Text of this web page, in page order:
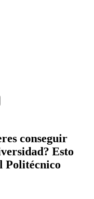
conseguir
Esto
Politécnico